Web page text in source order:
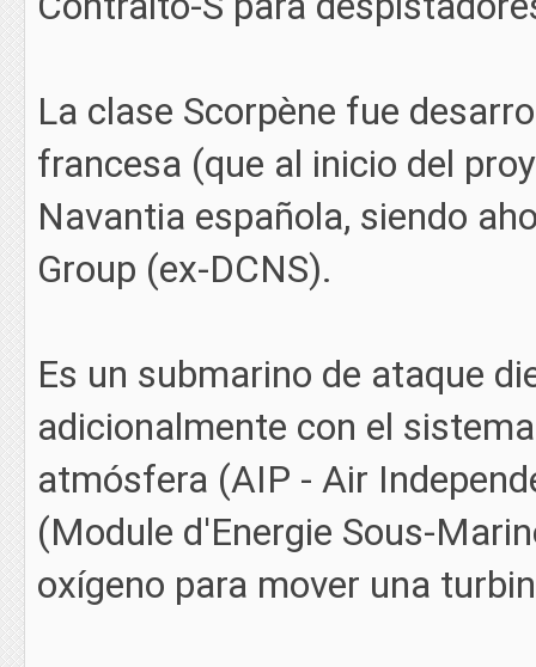
La clase Scorpène fue
francesa (que al inicio del
Navantia española, siendo
Group (ex-DCNS).
Es un submarino de ataque
adicionalmente con el
atmósfera (AIP - Air
(Module d'Energie Sous-
oxígeno para mover una